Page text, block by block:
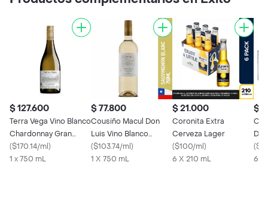
$ 127.600
Terra Vega Vino Blanco
Chardonnay Gran
Reserva
($170.14/ml)
1 x 750 mL
$ 77.800
Cousiño Macul Don
Luis Vino Blanco
Sauvignon Blanc 750
ml
($103.74/ml)
1 X 750 mL
$ 21.000
Coronita Extra
Cerveza Lager
($100/ml)
6 X 210 mL
$
(
6 x